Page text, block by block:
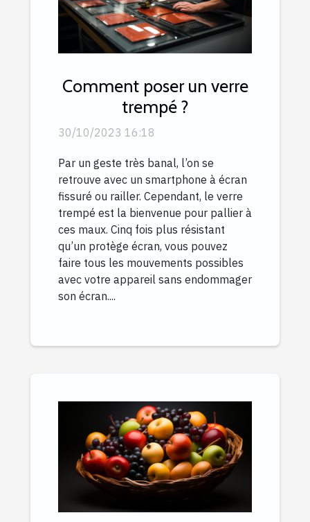
Comment poser un verre
trempé ?
30/10/2023 16:18
Par un geste très banal, l’on se
retrouve avec un smartphone à écran
fissuré ou railler. Cependant, le verre
trempé est la bienvenue pour pallier à
ces maux. Cinq fois plus résistant
qu’un protège écran, vous pouvez
faire tous les mouvements possibles
avec votre appareil sans endommager
son écran....